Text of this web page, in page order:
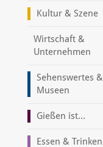
Kultur & Szene
Wirtschaft &
Unternehmen
Sehenswertes &
Museen
Gießen ist...
Essen & Trinken